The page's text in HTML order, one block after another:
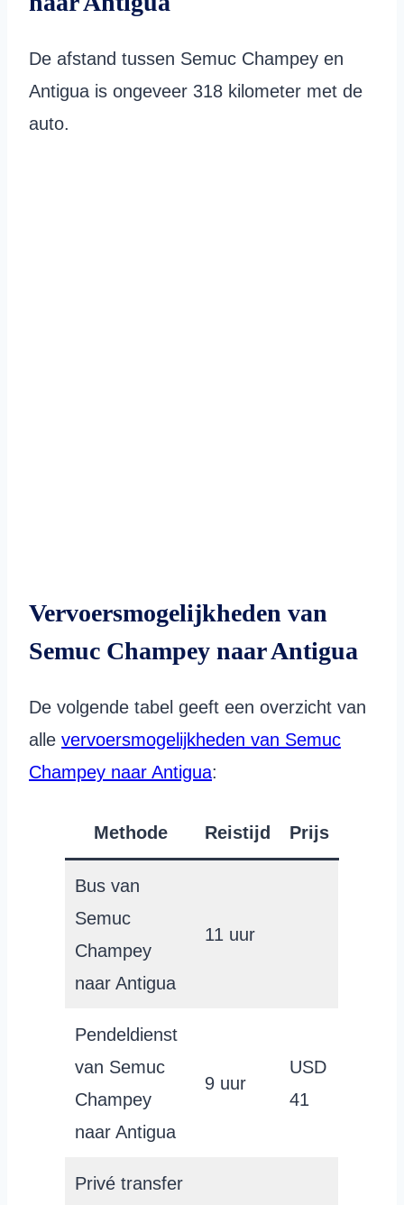
De afstand tussen Semuc Champey en
Antigua is ongeveer 318 kilometer met de
auto.
Vervoersmogelijkheden van
Semuc Champey naar Antigua
De volgende tabel geeft een overzicht van
alle vervoersmogelijkheden van Semuc
Champey naar Antigua:
Methode Reistijd Prijs
Bus van
Semuc
Champey
naar Antigua
11 uur
Pendeldienst
van Semuc
Champey
naar Antigua
9 uur
USD
41
Privé transfer